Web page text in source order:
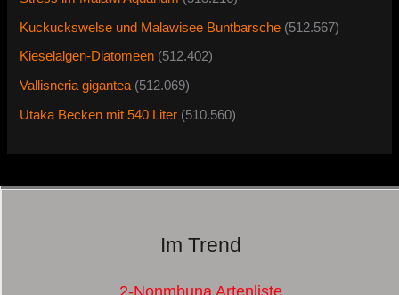
Kuckuckswelse und Malawisee Buntbarsche (512.567)
Kieselalgen-Diatomeen (512.402)
Vallisneria gigantea (512.069)
Utaka Becken mit 540 Liter (510.560)
Im Trend
2-Nonmbuna Artenliste